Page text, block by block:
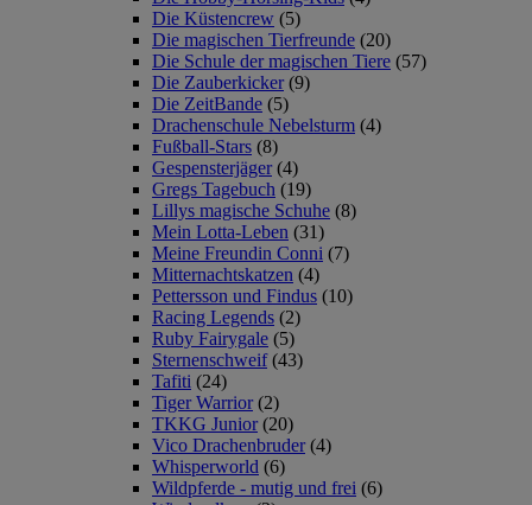
Die Küstencrew (5)
Die magischen Tierfreunde (20)
Die Schule der magischen Tiere (57)
Die Zauberkicker (9)
Die ZeitBande (5)
Drachenschule Nebelsturm (4)
Fußball-Stars (8)
Gespensterjäger (4)
Gregs Tagebuch (19)
Lillys magische Schuhe (8)
Mein Lotta-Leben (31)
Meine Freundin Conni (7)
Mitternachtskatzen (4)
Pettersson und Findus (10)
Racing Legends (2)
Ruby Fairygale (5)
Sternenschweif (43)
Tafiti (24)
Tiger Warrior (2)
TKKG Junior (20)
Vico Drachenbruder (4)
Whisperworld (6)
Wildpferde - mutig und frei (6)